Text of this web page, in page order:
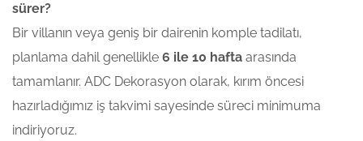
sürer?
Bir villanın veya geniş bir dairenin komple tadilatı,
planlama dahil genellikle 6 ile 10 hafta arasında
tamamlanır. ADC Dekorasyon olarak, kırım öncesi
hazırladığımız iş takvimi sayesinde süreci minimuma
indiriyoruz.